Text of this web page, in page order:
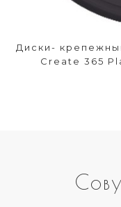
Диски-
Create 365